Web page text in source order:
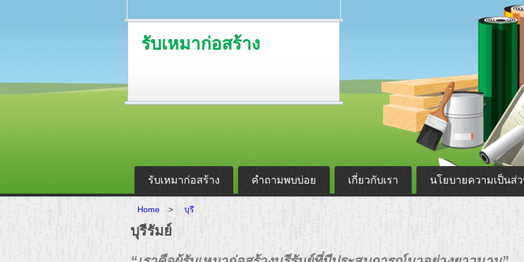
รับเหมาก่อสร้าง
รับเหมาก่อสร้าง คำถามพบบ่อย เกี่ยวกับเรา นโยบายความเป็นส่
Home > บุรี
บุรีรัมย์